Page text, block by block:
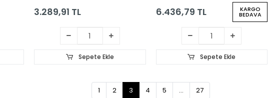
Kablosuz Oyun Konsolu
Beyaz
3.289,91 TL
Sepete Ekle
128GB, RGB Işıklı
Gamepad
6.436,79 TL KARGO
BEDAVA
Sepete Ekle
1 2 3 4 5 ... 27